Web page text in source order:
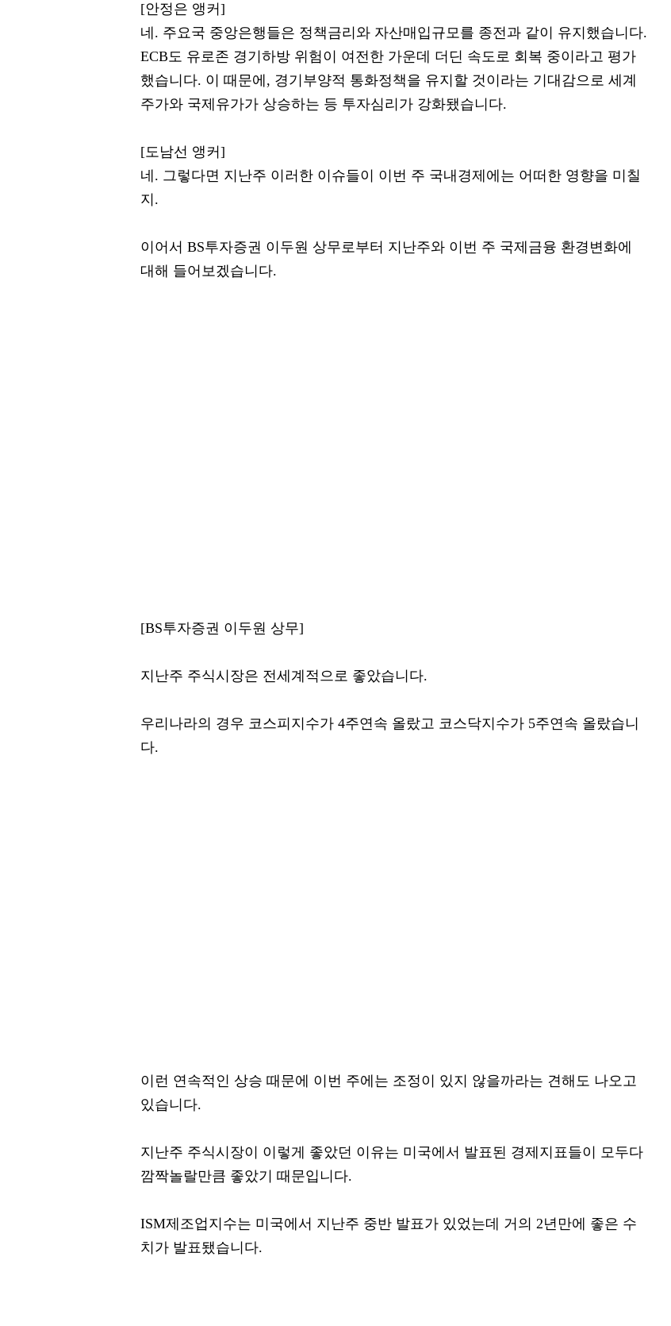
[안정은 앵커]
네. 주요국 중앙은행들은 정책금리와 자산매입규모를 종전과 같이 유지했습니다.
ECB도 유로존 경기하방 위험이 여전한 가운데 더딘 속도로 회복 중이라고 평가
했습니다. 이 때문에, 경기부양적 통화정책을 유지할 것이라는 기대감으로 세계
주가와 국제유가가 상승하는 등 투자심리가 강화됐습니다.
[도남선 앵커]
네. 그렇다면 지난주 이러한 이슈들이 이번 주 국내경제에는 어떠한 영향을 미칠
지.
이어서 BS투자증권 이두원 상무로부터 지난주와 이번 주 국제금융 환경변화에
대해 들어보겠습니다.
[BS투자증권 이두원 상무]
지난주 주식시장은 전세계적으로 좋았습니다.
우리나라의 경우 코스피지수가 4주연속 올랐고 코스닥지수가 5주연속 올랐습니
다.
이런 연속적인 상승 때문에 이번 주에는 조정이 있지 않을까라는 견해도 나오고
있습니다.
지난주 주식시장이 이렇게 좋았던 이유는 미국에서 발표된 경제지표들이 모두다
깜짝놀랄만큼 좋았기 때문입니다.
ISM제조업지수는 미국에서 지난주 중반 발표가 있었는데 거의 2년만에 좋은 수
치가 발표됐습니다.